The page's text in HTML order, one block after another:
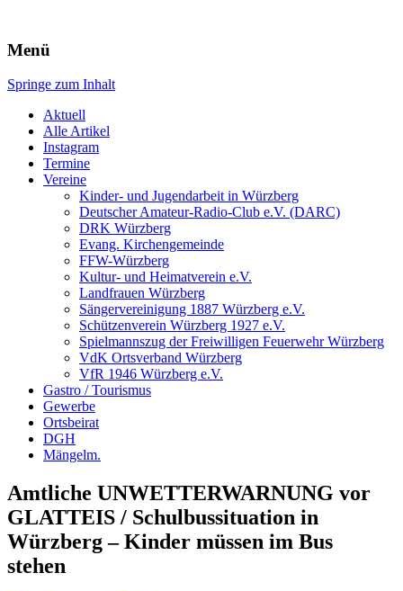
Würzberg.info
Suchen
Menü
Springe zum Inhalt
Aktuell
Alle Artikel
Instagram
Termine
Vereine
Kinder- und Jugendarbeit in Würzberg
Deutscher Amateur-Radio-Club e.V. (DARC)
DRK Würzberg
Evang. Kirchengemeinde
FFW-Würzberg
Kultur- und Heimatverein e.V.
Landfrauen Würzberg
Sängervereinigung 1887 Würzberg e.V.
Schützenverein Würzberg 1927 e.V.
Spielmannszug der Freiwilligen Feuerwehr Würzberg
VdK Ortsverband Würzberg
VfR 1946 Würzberg e.V.
Gastro / Tourismus
Gewerbe
Ortsbeirat
DGH
Mängelm.
Amtliche UNWETTERWARNUNG vor
GLATTEIS / Schulbussituation in
Würzberg – Kinder müssen im Bus
stehen